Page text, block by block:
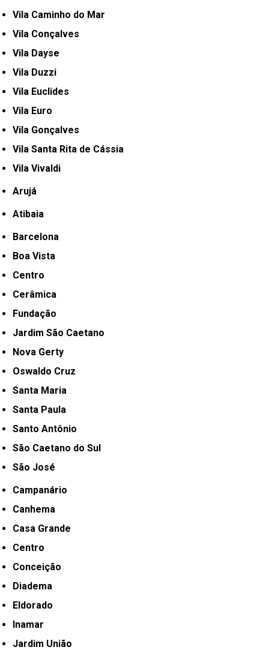
Vila Caminho do Mar
Vila Conçalves
Vila Dayse
Vila Duzzi
Vila Euclides
Vila Euro
Vila Gonçalves
Vila Santa Rita de Cássia
Vila Vivaldi
Arujá
Atibaia
Barcelona
Boa Vista
Centro
Cerâmica
Fundação
Jardim São Caetano
Nova Gerty
Oswaldo Cruz
Santa Maria
Santa Paula
Santo Antônio
São Caetano do Sul
São José
Campanário
Canhema
Casa Grande
Centro
Conceição
Diadema
Eldorado
Inamar
Jardim União